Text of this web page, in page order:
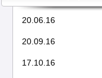
20.06.16
20.09.16
17.10.16